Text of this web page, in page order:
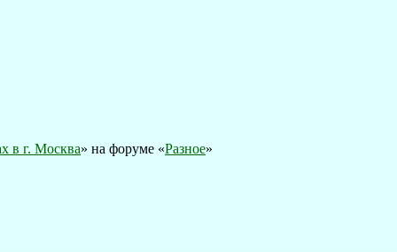
в г. Москва» на форуме «Разное»